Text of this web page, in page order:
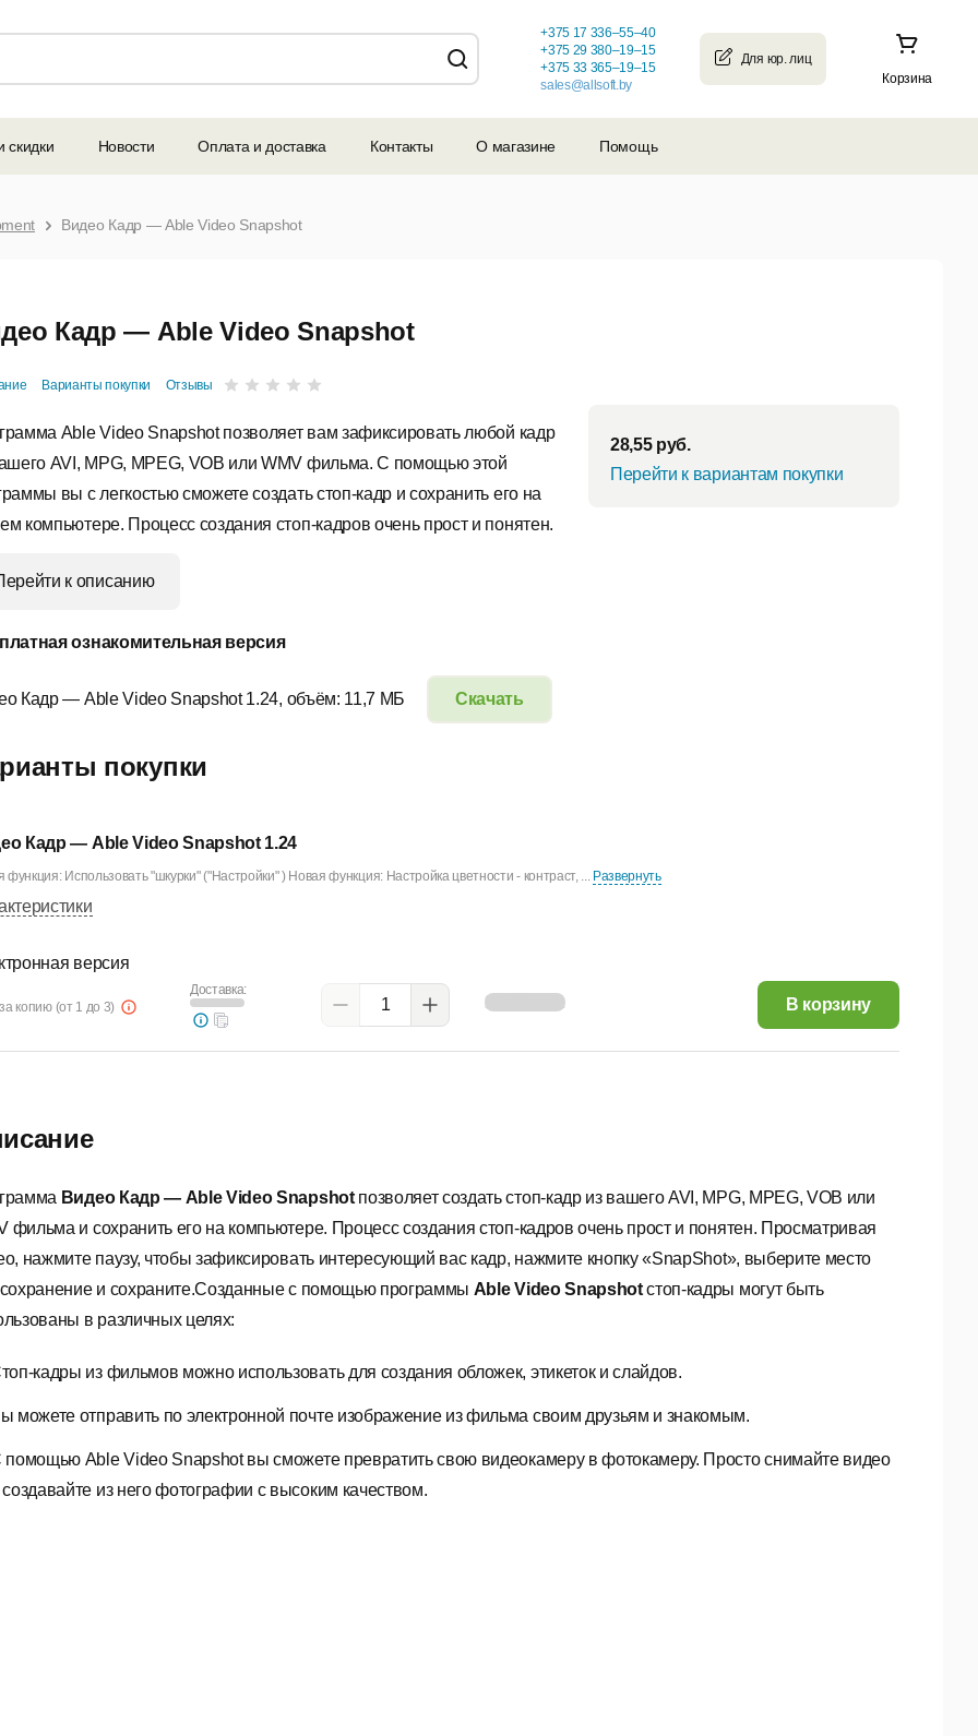
Корзина
+375 17 336–55–40
+375 29 380–19–15
+375 33 365–19–15
sales@allsoft.by
скидки Новости Оплата и доставка Контакты О магазине Помощь
Видео Кадр — Able Video Snapshot
Кадр — Able Video Snapshot
Варианты покупки Отзывы
Able Video Snapshot позволяет вам зафиксировать любой кадр
AVI, MPG, MPEG, VOB или WMV фильма. С помощью этой
вы c легкостью сможете создать стоп-кадр и сохранить его на
компьютере. Процесс создания стоп-кадров очень прост и понятен.
к описанию
28,55руб.
Перейти к вариантам покупки
ознакомительная версия
Скачать
Кадр — Able Video Snapshot 1.24, объём: 11,7 МБ
Видео Кадр — Able Video Snapshotпозволяет создать стоп-кадр из вашего AVI, MPG, MPEG, VOB или
фильма и сохранить его на компьютере. Процесс создания стоп-кадров очень прост и понятен. Просматривая
нажмите паузу, чтобы зафиксировать интересующий вас кадр, нажмите кнопку «SnapShot», выберите место
и сохраните.Созданные с помощью программы Able Video Snapshotстоп-кадры могут быть
в различных целях:
кадры из фильмов можно использовать для создания обложек, этикеток и слайдов.
можете отправить по электронной почте изображение из фильма своим друзьям и знакомым.
помощью Able Video Snapshot вы сможете превратить свою видеокамеру в фотокамеру. Просто снимайте видео
из него фотографии с высоким качеством.
покупки
Кадр — Able Video Snapshot 1.24
функция: Использовать "шкурки" ("Настройки" ) Новая функция: Настройка цветности - контраст, ... Развернуть
версия
копию (от 1 до 3)
Доставка:
28,55 руб. В корзину